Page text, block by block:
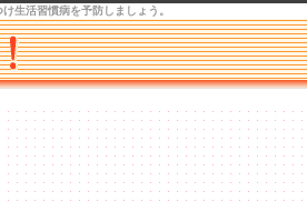
け生活習慣病を予防しましょう。